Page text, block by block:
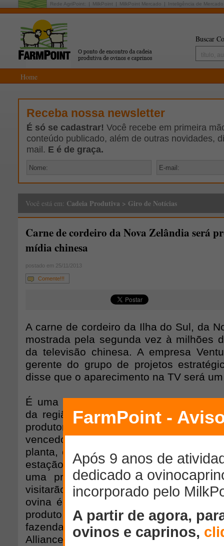
Rede AgriPoint: MilkPoint MilkPoint Mercado Inteligência de Mercado
Buscar
Home
Receba nossa newsletter
É só se cadastrar! Você recebe em primeira
conteúdo publicado, além de outras novidades,
mail. E é de graça.
Você está em: Cadeia Produtiva > Giro de Notícias
Carne de cordeiro da Nova Zelândia será
mídia chinesa
postado em 25/11/2013
Comente!!!
A carne de cordeiro da Ilha do Sul, da
mostrada pela segunda vez à milhões
da televisão chinesa. A empresa
gerente do grupo de projetos
disse que o aparecimento na TV será um
É uma oportunidade positiva para
da região e poderia aumentar a
produtores da Ilha do Sul. O Alliance
vencedores chineses de um programa
planta, encontro que foi gravado para
estação de rádio e televisão chinesa
uma província no nordeste da
visitarão a planta de Lorneville, para
ovina é processada e ver
produto. A delegação também
fazenda em Castlerock pertencente
Alliance Group, Brian e Kristine Russell.